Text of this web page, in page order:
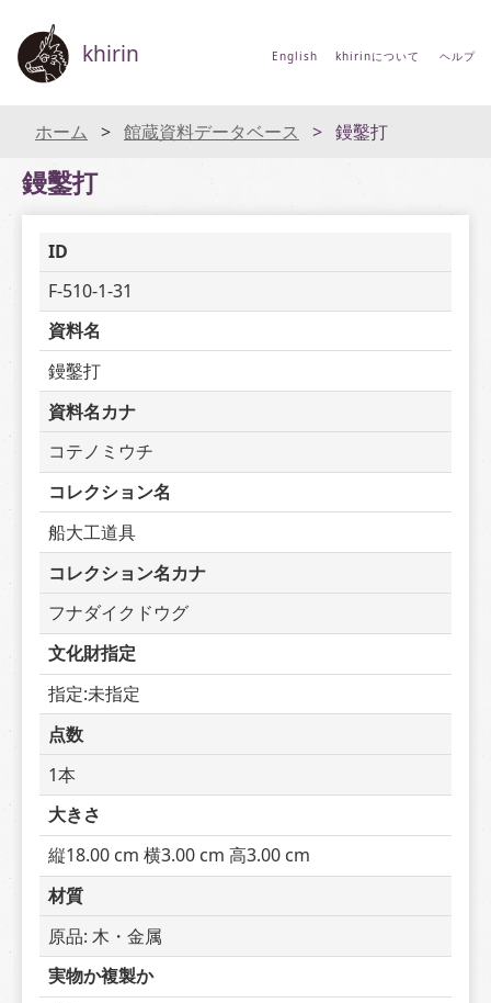
khirin English khirinについて ヘルプ
ホーム 館蔵資料データベース 鏝鑿打
鏝鑿打
ID
F-510-1-31
資料名
鏝鑿打
資料名カナ
コテノミウチ
コレクション名
船大工道具
コレクション名カナ
フナダイクドウグ
文化財指定
指定:未指定
点数
1本
大きさ
縦18.00 cm 横3.00 cm 高3.00 cm
材質
原品: 木・金属
実物か複製か